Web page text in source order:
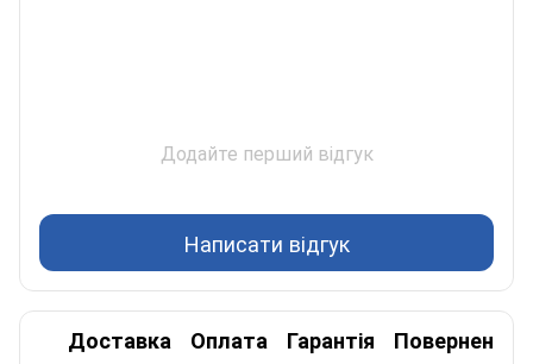
Додайте перший відгук
Написати відгук
Доставка Оплата Гарантія Повернення